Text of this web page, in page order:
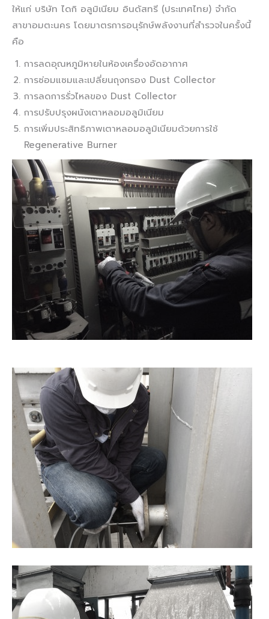
ให้แก่ บริษัท ไดกิ อลูมิเนียม อินดัสทรี (ประเทศไทย) จำกัด
สาขาอมตะนคร โดยมาตรการอนุรักษ์พลังงานที่สำรวจในครั้งนี้
คือ
การลดอุณหภูมิหายในห้องเครื่องอัดอากาศ
การซ่อมแซมและเปลี่ยนถุงกรอง Dust Collector
การลดการรั่วไหลของ Dust Collector
การปรับปรุงผนังเตาหลอมอลูมิเนียม
การเพิ่มประสิทธิภาพเตาหลอมอลูมิเนียมด้วยการใช้
Regenerative Burner